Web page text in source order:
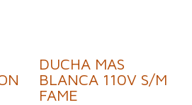
DUCHA MAS
BLANCA 110V S/M
FAME